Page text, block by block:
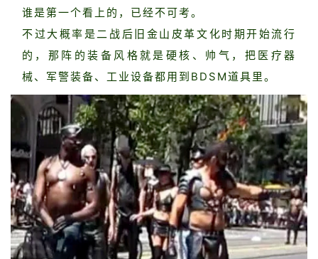
谁是第一个看上的，已经不可考。
不过大概率是二战后旧金山皮革文化时期开始流行
的，那阵的装备风格就是硬核、帅气，把医疗器
械、军警装备、工业设备都用到BDSM道具里。